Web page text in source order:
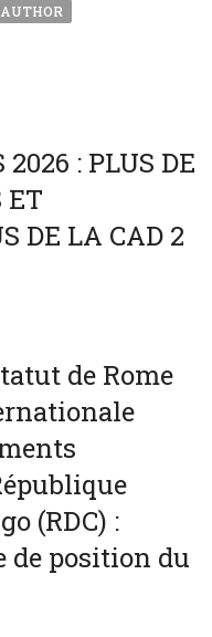
2026 : PLUS DE
ET
DE LA CAD 2
de Rome
(RDC) :
de position du